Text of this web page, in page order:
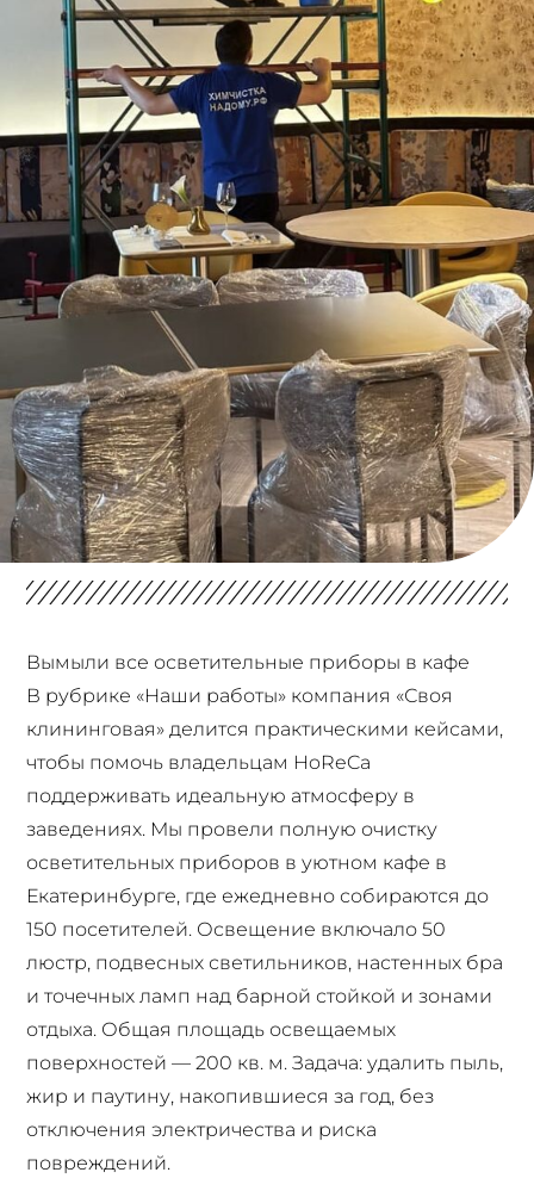
Вымыли все осветительные приборы в кафе
В рубрике «Наши работы» компания «Своя
клининговая» делится практическими кейсами,
чтобы помочь владельцам HoReCa
поддерживать идеальную атмосферу в
заведениях. Мы провели полную очистку
осветительных приборов в уютном кафе в
Екатеринбурге, где ежедневно собираются до
150 посетителей. Освещение включало 50
люстр, подвесных светильников, настенных бра
и точечных ламп над барной стойкой и зонами
отдыха. Общая площадь освещаемых
поверхностей — 200 кв. м. Задача: удалить пыль,
жир и паутину, накопившиеся за год, без
отключения электричества и риска
повреждений.